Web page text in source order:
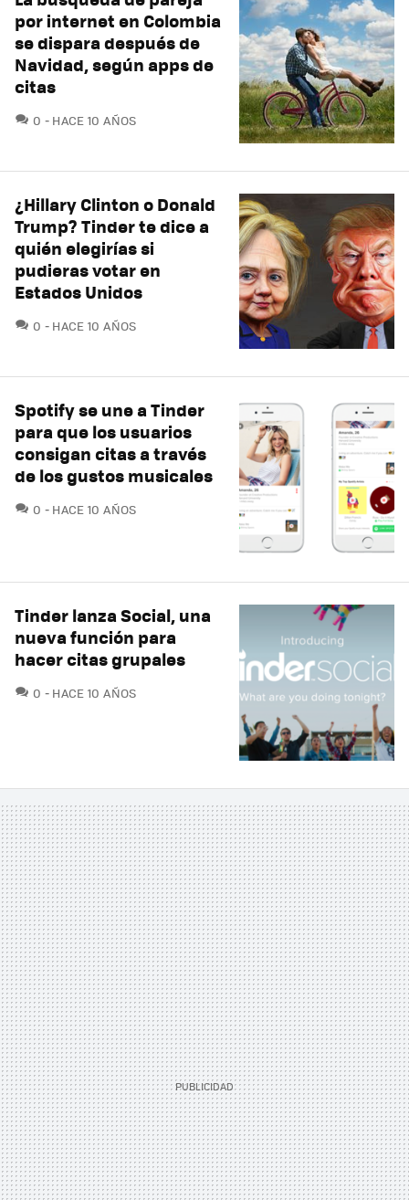
por internet en Colombia
se dispara después de
Navidad, según apps de
citas
0 COMENTARIOS
HACE 10 AÑOS
¿Hillary Clinton o Donald
Trump? Tinder te dice a
quién elegirías si
pudieras votar en
Estados Unidos
0 COMENTARIOS
HACE 10 AÑOS
Spotify se une a Tinder
para que los usuarios
consigan citas a través
de los gustos musicales
0 COMENTARIOS
HACE 10 AÑOS
Tinder lanza Social, una
nueva función para
hacer citas grupales
0 COMENTARIOS
HACE 10 AÑOS